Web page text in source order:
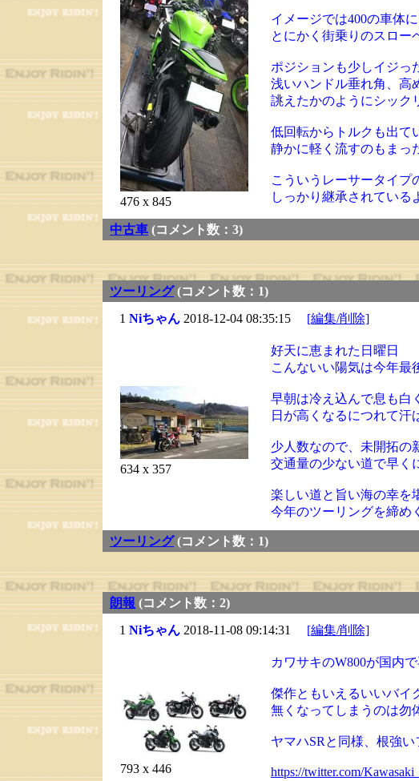
476 x 845
イメージでは400の車体
とにかく街乗りのスロー
ポジションも少しイジっ
浅いハンドル垂れ角、高
誂えたかのようにシック
低回転からトルクも出て
静かに軽く流すのもまっ
こういうレーサータイプ
しっかり継承されている
中古車 (コメント数：3)
ツーリング(コメント数：1)
1 Niちゃん 2018-12-04 08:35:15 [編集/削除]
634 x 357
好天に恵まれた日曜日
こんないい陽気は今年最
早朝は冷え込んで息も白
日が高くなるにつれて汗
少人数なので、未開拓の
交通量の少ない道で早く
楽しい道と旨い海の幸を
今年のツーリングを締め
ツーリング(コメント数：1)
朗報 (コメント数：2)
1 Niちゃん 2018-11-08 09:14:31 [編集/削除]
793 x 446
カワサキのW800が国内
傑作ともいえるいいバイ
無くなってしまうのは勿
ヤマハSRと同様、根強
https://twitter.com/